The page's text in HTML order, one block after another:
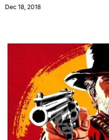
Dec 18, 2018